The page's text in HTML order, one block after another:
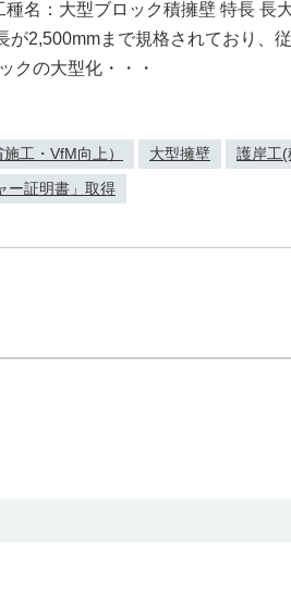
名：大型ブロック積擁壁 特長 長
が2,500mmまで規格されており、
クの大型化・・・
工・VfM向上） 大型擁壁
護岸工(
ー証明書」取得